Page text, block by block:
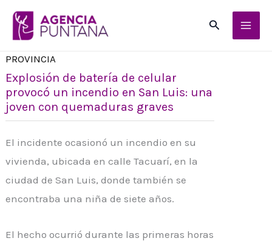
Buscar
PROVINCIA
Explosión de batería de celular
provocó un incendio en San Luis: una
joven con quemaduras graves
El incidente ocasionó un incendio en su
vivienda, ubicada en calle Tacuarí, en la
ciudad de San Luis, donde también se
encontraba una niña de siete años.
El hecho ocurrió durante las primeras horas